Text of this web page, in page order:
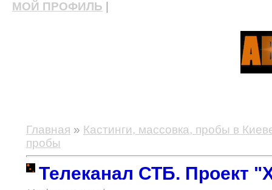
МОЙ ПРОФИЛЬ
Главная » Кастинги, массовка, пробы в
пробы
Телеканал СТБ. Проект